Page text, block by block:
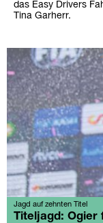
das Easy Drivers
Tina Garherr.
Jagd auf zehnten Titel
Titeljagd: Ogier